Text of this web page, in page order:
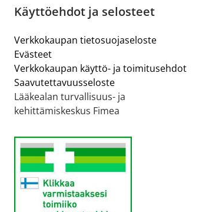
Käyttöehdot ja selosteet
Verkkokaupan tietosuojaseloste
Evästeet
Verkkokaupan käyttö- ja toimitusehdot
Saavutettavuusseloste
Lääkealan turvallisuus- ja
kehittämiskeskus Fimea